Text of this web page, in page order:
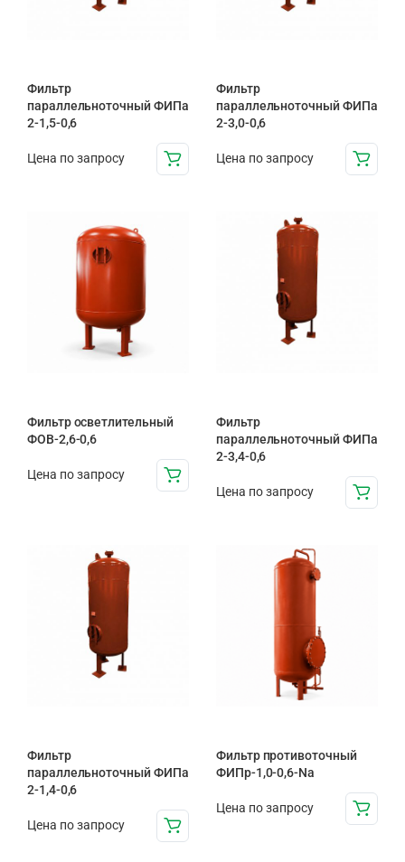
Фильтр
параллельноточный ФИПа
2-1,5-0,6
Цена по запросу
Фильтр
параллельноточный ФИПа
2-3,0-0,6
Цена по запросу
Фильтр осветлительный
ФОВ-2,6-0,6
Цена по запросу
Фильтр
параллельноточный ФИПа
2-3,4-0,6
Цена по запросу
Фильтр
параллельноточный ФИПа
2-1,4-0,6
Цена по запросу
Фильтр противоточный
ФИПр-1,0-0,6-Na
Цена по запросу